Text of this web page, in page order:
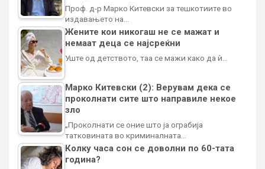
Проф. д-р Марко Китевски за тешкотиите во
издавањето на…
Жените кои никогаш не се мажат и
немаат деца се најсреќни
Уште од детството, таа се мажи како да ѝ…
Марко Китевски (2): Верувам дека се
проколнати сите што направиле некое
зло
„Проколнати се оние што ја ограбија
татковината во криминалната…
Колку часа сон се доволни по 60-тата
година?